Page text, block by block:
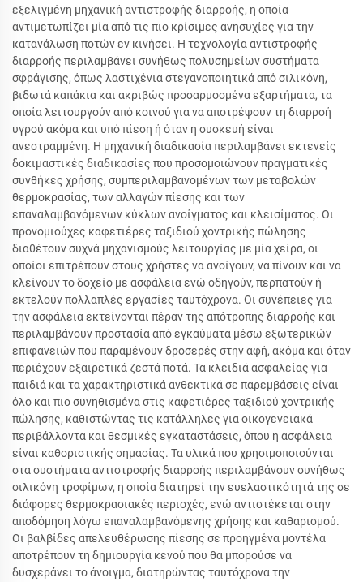
εξελιγμένη μηχανική αντιστροφής διαρροής, η οποία
αντιμετωπίζει μία από τις πιο κρίσιμες ανησυχίες για την
κατανάλωση ποτών εν κινήσει. Η τεχνολογία αντιστροφής
διαρροής περιλαμβάνει συνήθως πολυσημείων συστήματα
σφράγισης, όπως λαστιχένια στεγανοποιητικά από σιλικόνη,
βιδωτά καπάκια και ακριβώς προσαρμοσμένα εξαρτήματα, τα
οποία λειτουργούν από κοινού για να αποτρέψουν τη διαρροή
υγρού ακόμα και υπό πίεση ή όταν η συσκευή είναι
ανεστραμμένη. Η μηχανική διαδικασία περιλαμβάνει εκτενείς
δοκιμαστικές διαδικασίες που προσομοιώνουν πραγματικές
συνθήκες χρήσης, συμπεριλαμβανομένων των μεταβολών
θερμοκρασίας, των αλλαγών πίεσης και των
επαναλαμβανόμενων κύκλων ανοίγματος και κλεισίματος. Οι
προνομιούχες καφετιέρες ταξιδιού χοντρικής πώλησης
διαθέτουν συχνά μηχανισμούς λειτουργίας με μία χείρα, οι
οποίοι επιτρέπουν στους χρήστες να ανοίγουν, να πίνουν και να
κλείνουν το δοχείο με ασφάλεια ενώ οδηγούν, περπατούν ή
εκτελούν πολλαπλές εργασίες ταυτόχρονα. Οι συνέπειες για
την ασφάλεια εκτείνονται πέραν της απότροπης διαρροής και
περιλαμβάνουν προστασία από εγκαύματα μέσω εξωτερικών
επιφανειών που παραμένουν δροσερές στην αφή, ακόμα και όταν
περιέχουν εξαιρετικά ζεστά ποτά. Τα κλειδιά ασφαλείας για
παιδιά και τα χαρακτηριστικά ανθεκτικά σε παρεμβάσεις είναι
όλο και πιο συνηθισμένα στις καφετιέρες ταξιδιού χοντρικής
πώλησης, καθιστώντας τις κατάλληλες για οικογενειακά
περιβάλλοντα και θεσμικές εγκαταστάσεις, όπου η ασφάλεια
είναι καθοριστικής σημασίας. Τα υλικά που χρησιμοποιούνται
στα συστήματα αντιστροφής διαρροής περιλαμβάνουν συνήθως
σιλικόνη τροφίμων, η οποία διατηρεί την ευελαστικότητά της σε
διάφορες θερμοκρασιακές περιοχές, ενώ αντιστέκεται στην
αποδόμηση λόγω επαναλαμβανόμενης χρήσης και καθαρισμού.
Οι βαλβίδες απελευθέρωσης πίεσης σε προηγμένα μοντέλα
αποτρέπουν τη δημιουργία κενού που θα μπορούσε να
δυσχεράνει το άνοιγμα, διατηρώντας ταυτόχρονα την